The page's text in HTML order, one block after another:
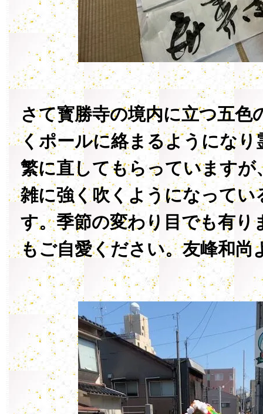
さて寳勝寺の境内に立つ五色
くポールに絡まるようになり
繁に直してもらっていますが
雑に強く吹くようになってい
す。季節の変わり目でも有り
もご自愛ください。友峰和尚